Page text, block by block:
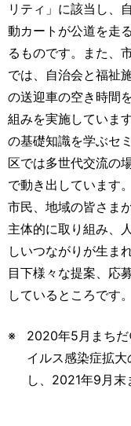
リティ」に該当し、
動カートが公道を走
るものです。また、
では、自治会と福祉
の送迎車の空き時間
組みを実施していま
の基礎知識を学ぶセ
区では多世代交流の
で動き出しています
市民、地域の皆さま
主体的に取り組み、
しいつながりが生ま
目下様々な提案、応
しているところです。
2020年5月まち
イルス感染症拡
し、2021年9月末